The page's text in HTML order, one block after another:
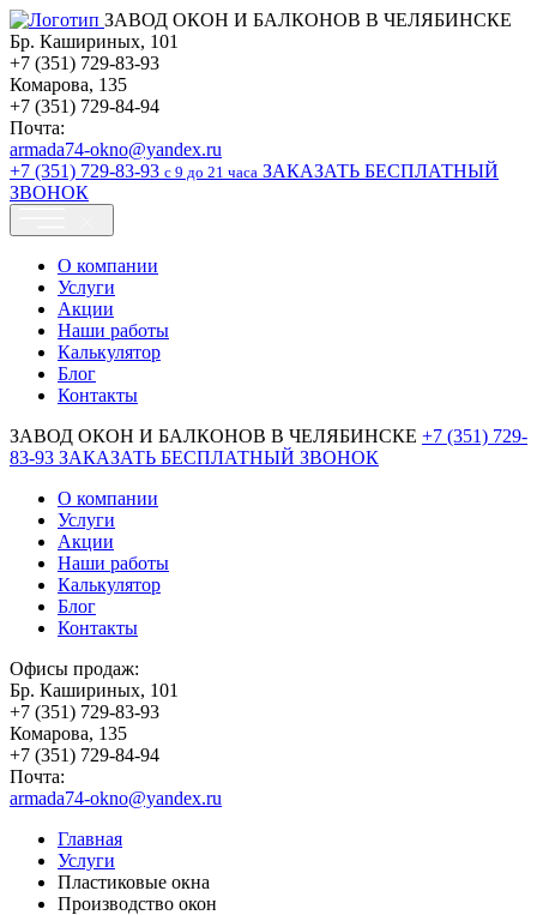
ЗАВОД ОКОН И БАЛКОНОВ В ЧЕЛЯБИНСКЕ
Бр. Кашириных, 101
+7 (351) 729-83-93
Комарова, 135
+7 (351) 729-84-94
Почта:
armada74-okno@yandex.ru
+7 (351) 729-83-93 c 9 до 21 часа ЗАКАЗАТЬ БЕСПЛАТНЫЙ
ЗВОНОК
О компании
Услуги
Акции
Наши работы
Калькулятор
Блог
Контакты
ЗАВОД ОКОН И БАЛКОНОВ В ЧЕЛЯБИНСКЕ +7 (351) 729-
83-93 ЗАКАЗАТЬ БЕСПЛАТНЫЙ ЗВОНОК
О компании
Услуги
Акции
Наши работы
Калькулятор
Блог
Контакты
Офисы продаж:
Бр. Кашириных, 101
+7 (351) 729-83-93
Комарова, 135
+7 (351) 729-84-94
Почта:
armada74-okno@yandex.ru
Главная
Услуги
Пластиковые окна
Производство окон